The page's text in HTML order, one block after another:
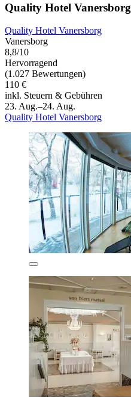
Quality Hotel Vanersborg
Quality Hotel Vanersborg
Vanersborg
8,8/10
Hervorragend
(1.027 Bewertungen)
110 €
inkl. Steuern & Gebühren
23. Aug.–24. Aug.
Quality Hotel Vanersborg